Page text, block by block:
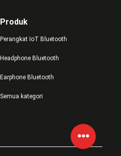
Produk
Perangkat IoT Bluetooth
Headphone Bluetooth
Earphone Bluetooth
Semua kategori